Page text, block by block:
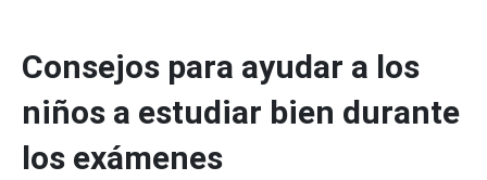
Consejos para ayudar a los
niños a estudiar bien durante
los exámenes